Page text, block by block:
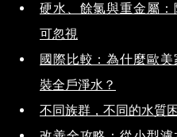
硬水、餘氯與重金屬：
可忽視
國際比較：為什麼歐
裝全戶淨水？
不同族群，不同的水質